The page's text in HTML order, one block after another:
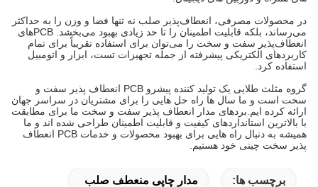
در محصولات مصرفی، انعطاف‌پذیر صلب نه تنها فضا و وزن را به حداکثر
می‌رساند، بلکه قابلیت اطمینان را تا حد زیادی بهبود می‌بخشد. PCBهای
انعطاف‌پذیر سفت و سخت را می‌توان برای استفاده تقریباً برای تمام
کاربردهای الکتریکی پیشرفته از جمله تجهیزات تست، ابزار و اتومبیل
استفاده کرد.
گروه مثلث طلایی یک تولید کننده پیشرو PCB انعطاف پذیر سفت و
سخت است و ما سال ها راه حل هایی را برای مشتریان در سراسر جهان
ارائه کرده ایم.بردهای مدار انعطاف پذیر سفت و سخت ما برای مطابقت
با بالاترین استانداردهای کیفیت و قابلیت اطمینان طراحی شده اند و ما
همیشه به دنبال راه هایی برای بهبود محصولات و خدمات PCB انعطاف
پذیر سخت چینی خود هستیم.
برچسب ها: مدار چاپی منعطف صلب